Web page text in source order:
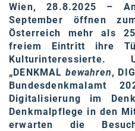
Schiefer Rechtsanwälte
Security KAG
smart
Smile Österreich
Strategie Austria
Wien, 28.8.2025 –
September öffnen
Österreich mehr als
freiem Eintritt ihre
„DENKMALbewahren,
Bundesdenkmalamt
Digitalisierung im
Denkmalpflege in den
erwarten die